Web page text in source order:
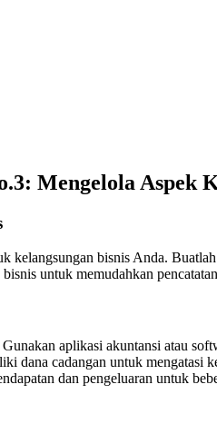
Mengelola Aspek
kelangsungan bisnis Anda.
untuk memudahkan
Gunakan aplikasi akuntansi atau
dana cadangan untuk mengatasi
dan pengeluaran untuk